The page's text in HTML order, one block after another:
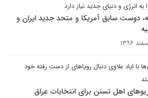
به انرژی و دنیای جدید نیاز دارد
دوست سابق آمریکا و متحد جدید ایران و
با ایاد علاوی دنبال رویاهای از دست رفته خود
اهل تسنن برای انتخابات عراق